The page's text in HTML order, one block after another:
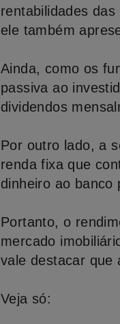
rentabilidades
ele também
Ainda, como os
passiva ao
dividendos
Por outro lado, a
renda fixa que
dinheiro ao banco
Portanto, o
mercado
vale destacar que
Veja só: